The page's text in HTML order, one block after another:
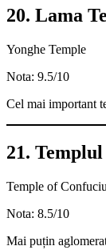
20. Lama
Yonghe Temple
Nota: 9.5/10
Cel mai important
21.
Temple of
Nota: 8.5/10
Mai puțin